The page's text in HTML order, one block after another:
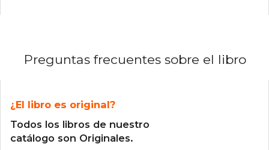
Preguntas frecuentes sobre el libro
¿El libro es original?
Todos los libros de nuestro
catálogo son Originales.